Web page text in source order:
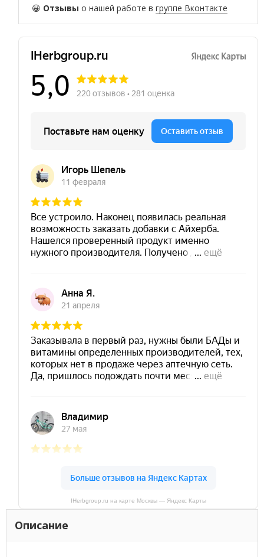
😀 Отзывы о нашей работе вгруппе Вконтакте
IHerbgroup.ru на карте Москвы — Яндекс Карты
Описание